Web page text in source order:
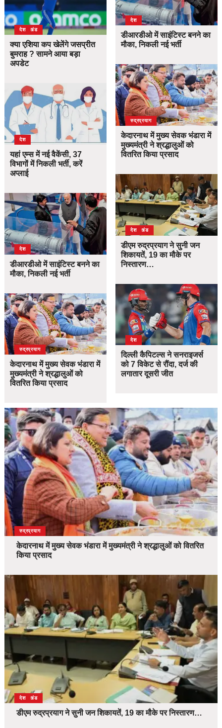
उत्तराखंड
देश
क्या एशिया कप खेलेंगे जसप्रीत
बुमराह ? सामने आया बड़ा
अपडेट
देश
यहां एम्स में नई वैकेंसी, 37
विभागों में निकली भर्ती, करें
अप्लाई
देश
डीआरडीओ में साइंटिस्ट बनने का
मौका, निकली नई भर्ती
उत्तराखंड
देश
रुद्रप्रयाग
केदारनाथ में मुख्य सेवक भंडारा में
मुख्यमंत्री ने श्रद्धालुओं को
वितरित किया प्रसाद
देश
डीआरडीओ में साइंटिस्ट बनने का
मौका, निकली नई भर्ती
उत्तराखंड
देश
रुद्रप्रयाग
केदारनाथ में मुख्य सेवक भंडारा में
मुख्यमंत्री ने श्रद्धालुओं को
वितरित किया प्रसाद
उत्तराखंड
देश
डीएम रुद्रप्रयाग ने सुनी जन
शिकायतें, 19 का मौके पर
निस्तारण…
देश
दिल्ली कैपिटल्स ने सनराइजर्स
को 7 विकेट से रौंदा, दर्ज की
लगातार दूसरी जीत
उत्तराखंड
देश
रुद्रप्रयाग
केदारनाथ में मुख्य सेवक भंडारा में मुख्यमंत्री ने श्रद्धालुओं को वितरित
किया प्रसाद
उत्तराखंड
देश
डीएम रुद्रप्रयाग ने सुनी जन शिकायतें, 19 का मौके पर निस्तारण…